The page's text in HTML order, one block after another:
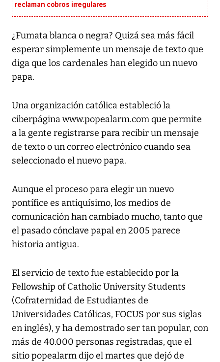
reclaman cobros irregulares
¿Fumata blanca o negra? Quizá sea más fácil
esperar simplemente un mensaje de texto que
diga que los cardenales han elegido un nuevo
papa.
Una organización católica estableció la
ciberpágina www.popealarm.com que permite
a la gente registrarse para recibir un mensaje
de texto o un correo electrónico cuando sea
seleccionado el nuevo papa.
Aunque el proceso para elegir un nuevo
pontífice es antiquísimo, los medios de
comunicación han cambiado mucho, tanto que
el pasado cónclave papal en 2005 parece
historia antigua.
El servicio de texto fue establecido por la
Fellowship of Catholic University Students
(Cofraternidad de Estudiantes de
Universidades Católicas, FOCUS por sus siglas
en inglés), y ha demostrado ser tan popular, con
más de 40.000 personas registradas, que el
sitio popealarm dijo el martes que dejó de